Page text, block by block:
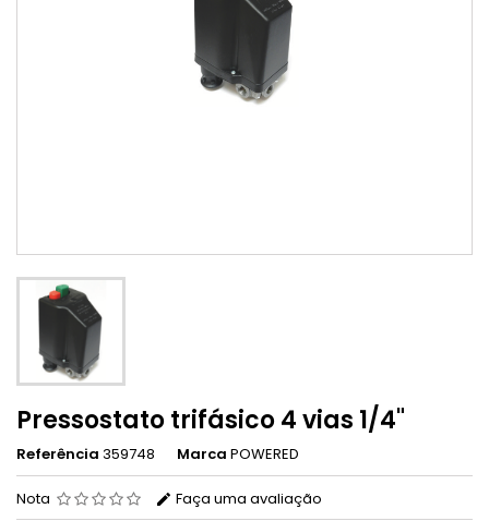
Pressostato trifásico 4 vias 1/4"
Referência 359748 Marca POWERED
Nota Faça uma avaliação